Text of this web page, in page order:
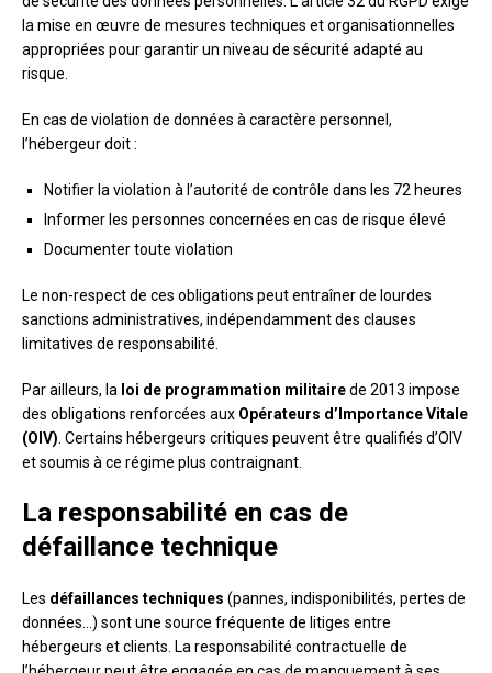
la mise en œuvre de mesures techniques et organisationnelles
appropriées pour garantir un niveau de sécurité adapté au
risque.
En cas de violation de données à caractère personnel,
l’hébergeur doit :
Notifier la violation à l’autorité de contrôle dans les 72 heures
Informer les personnes concernées en cas de risque élevé
Documenter toute violation
Le non-respect de ces obligations peut entraîner de lourdes
sanctions administratives, indépendamment des clauses
limitatives de responsabilité.
Par ailleurs, la loi de programmation militairede 2013 impose
des obligations renforcées aux Opérateurs d’Importance Vitale
(OIV). Certains hébergeurs critiques peuvent être qualifiés d’OIV
et soumis à ce régime plus contraignant.
La responsabilité en cas de
défaillance technique
Les défaillances techniques (pannes, indisponibilités, pertes de
données…) sont une source fréquente de litiges entre
hébergeurs et clients. La responsabilité contractuelle de